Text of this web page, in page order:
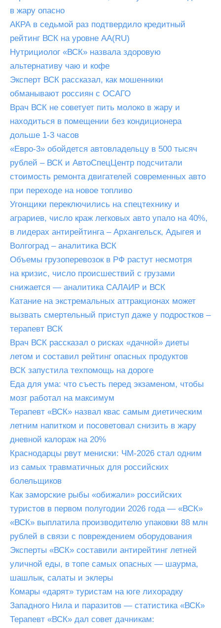
в жару опасно
АКРА в седьмой раз подтвердило кредитный
рейтинг ВСК на уровне АА(RU)
Нутрициолог «ВСК» назвала здоровую
альтернативу чаю и кофе
Эксперт ВСК рассказал, как мошенники
обманывают россиян с ОСАГО
Врач ВСК не советует пить молоко в жару и
находиться в помещении без кондиционера
дольше 1-3 часов
«Евро-3» обойдется автовладельцу в 500 тысяч
рублей – ВСК и АвтоСпецЦентр подсчитали
стоимость ремонта двигателей современных авто
при переходе на новое топливо
Угонщики переключились на спецтехнику и
аграриев, число краж легковых авто упало на 40%,
в лидерах антирейтинга – Архангельск, Адыгея и
Волгоград – аналитика ВСК
Объемы грузоперевозок в РФ растут несмотря
на кризис, число происшествий с грузами
снижается — аналитика САЛАИР и ВСК
Катание на экстремальных аттракционах может
вызвать смертельный приступ даже у подростков –
терапевт ВСК
Врач ВСК рассказал о рисках «дачной» диеты
летом и составил рейтинг опасных продуктов
ВСК запустила техпомощь на дороге
Еда для ума: что съесть перед экзаменом, чтобы
мозг работал на максимум
Терапевт «ВСК» назвал квас самым диетическим
летним напитком и посоветовал снизить в жару
дневной калораж на 20%
Краснодарцы рвут мениски: ЧМ-2026 стал одним
из самых травматичных для российских
болельщиков
Как заморские рыбы «обижали» российских
туристов в первом полугодии 2026 года — «ВСК»
«ВСК» выплатила производителю упаковки 88 млн
рублей в связи с повреждением оборудования
Эксперты «ВСК» составили антирейтинг летней
уличной еды, в топе самых опасных — шаурма,
шашлык, салаты и эклеры
Комары «дарят» туристам на юге лихорадку
Западного Нила и паразитов — статистика «ВСК»
Терапевт «ВСК» дал совет дачникам: